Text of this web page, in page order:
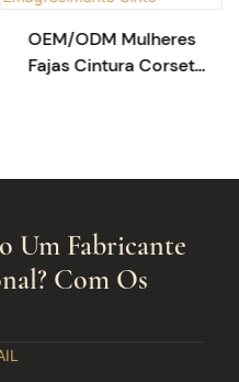
OEM/ODM Mulheres
Fajas Cintura Corset
Um Fabricante
Com ​​os